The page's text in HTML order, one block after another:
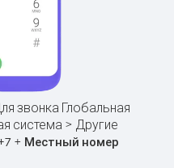
звонка Глобальная
система > Другие
7 + Местный номер